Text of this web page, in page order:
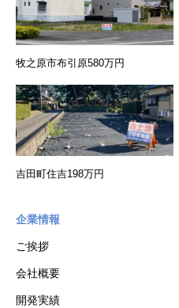
牧之原市布引原580万円
吉田町住吉198万円
企業情報
ご挨拶
会社概要
開発実績